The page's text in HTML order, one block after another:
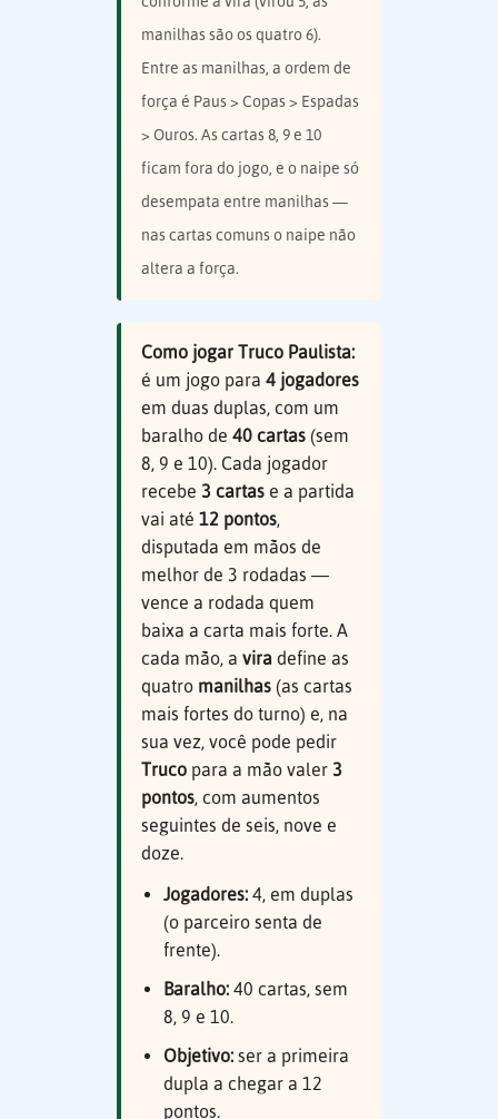
manilhas são os quatro 6).
Entre as manilhas, a ordem de
força é Paus > Copas > Espadas
> Ouros. As cartas 8, 9 e 10
ficam fora do jogo, e o naipe só
desempata entre manilhas —
nas cartas comuns o naipe não
altera a força.
Como jogar Truco Paulista:
é um jogo para 4 jogadores
em duas duplas, com um
baralho de 40 cartas (sem
8, 9 e 10). Cada jogador
recebe 3 cartas e a partida
vai até 12 pontos,
disputada em mãos de
melhor de 3 rodadas —
vence a rodada quem
baixa a carta mais forte. A
cada mão, a vira define as
quatro manilhas (as cartas
mais fortes do turno) e, na
sua vez, você pode pedir
Truco para a mão valer 3
pontos, com aumentos
seguintes de seis, nove e
doze.
Jogadores: 4, em duplas
(o parceiro senta de
frente).
Baralho: 40 cartas, sem
8, 9 e 10.
Objetivo: ser a primeira
dupla a chegar a 12
pontos.